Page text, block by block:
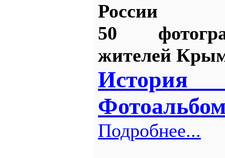
России
50
жителей
Подробнее...